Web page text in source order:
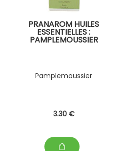
PRANAROM HUILES
ESSENTIELLES :
PAMPLEMOUSSIER
Pamplemoussier
3.30 €